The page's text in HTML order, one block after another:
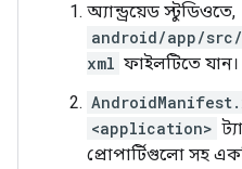
অ্যান্ড্রয়েড স্টুডিওতে,
android/app/
xml ফাইলটিতে যান।
<application>
প্রোপার্টিগুলো সহ